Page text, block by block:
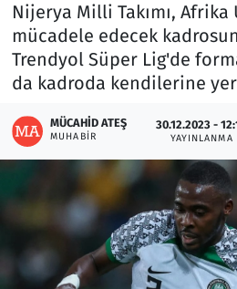
Nijerya Milli Takımı, Afrika
mücadele edecek
Trendyol Süper Lig'de
da kadroda kendilerine
MÜCAHID ATEŞ
MUHABIR
30.12.2023 -
YAYINLANMA
Lezzet Durağı
Memur ve Kamu
Otomobil
Oyun
Ramazan
Resmi İlanlar